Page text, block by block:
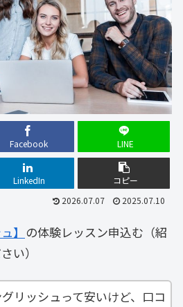
Facebook LINE
LinkedIn
コピー
2026.07.07
2025.07.10
】 の体験レッスン申込む（紹
い）
リッシュって安いけど、口コ